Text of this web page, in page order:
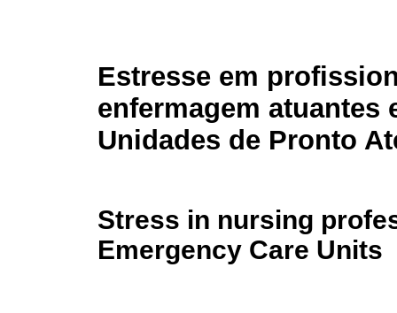
Estresse em
enfermagem atuantes
Unidades de Pronto
Stress in nursing
Emergency Care Units